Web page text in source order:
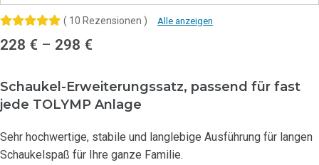
( 10 Rezensionen ) Alle anzeigen
228 € – 298 €
Schaukel-Erweiterungssatz, passend für fast
jede TOLYMP Anlage
Sehr hochwertige, stabile und langlebige Ausführung für langen
Schaukelspaß für Ihre ganze Familie.